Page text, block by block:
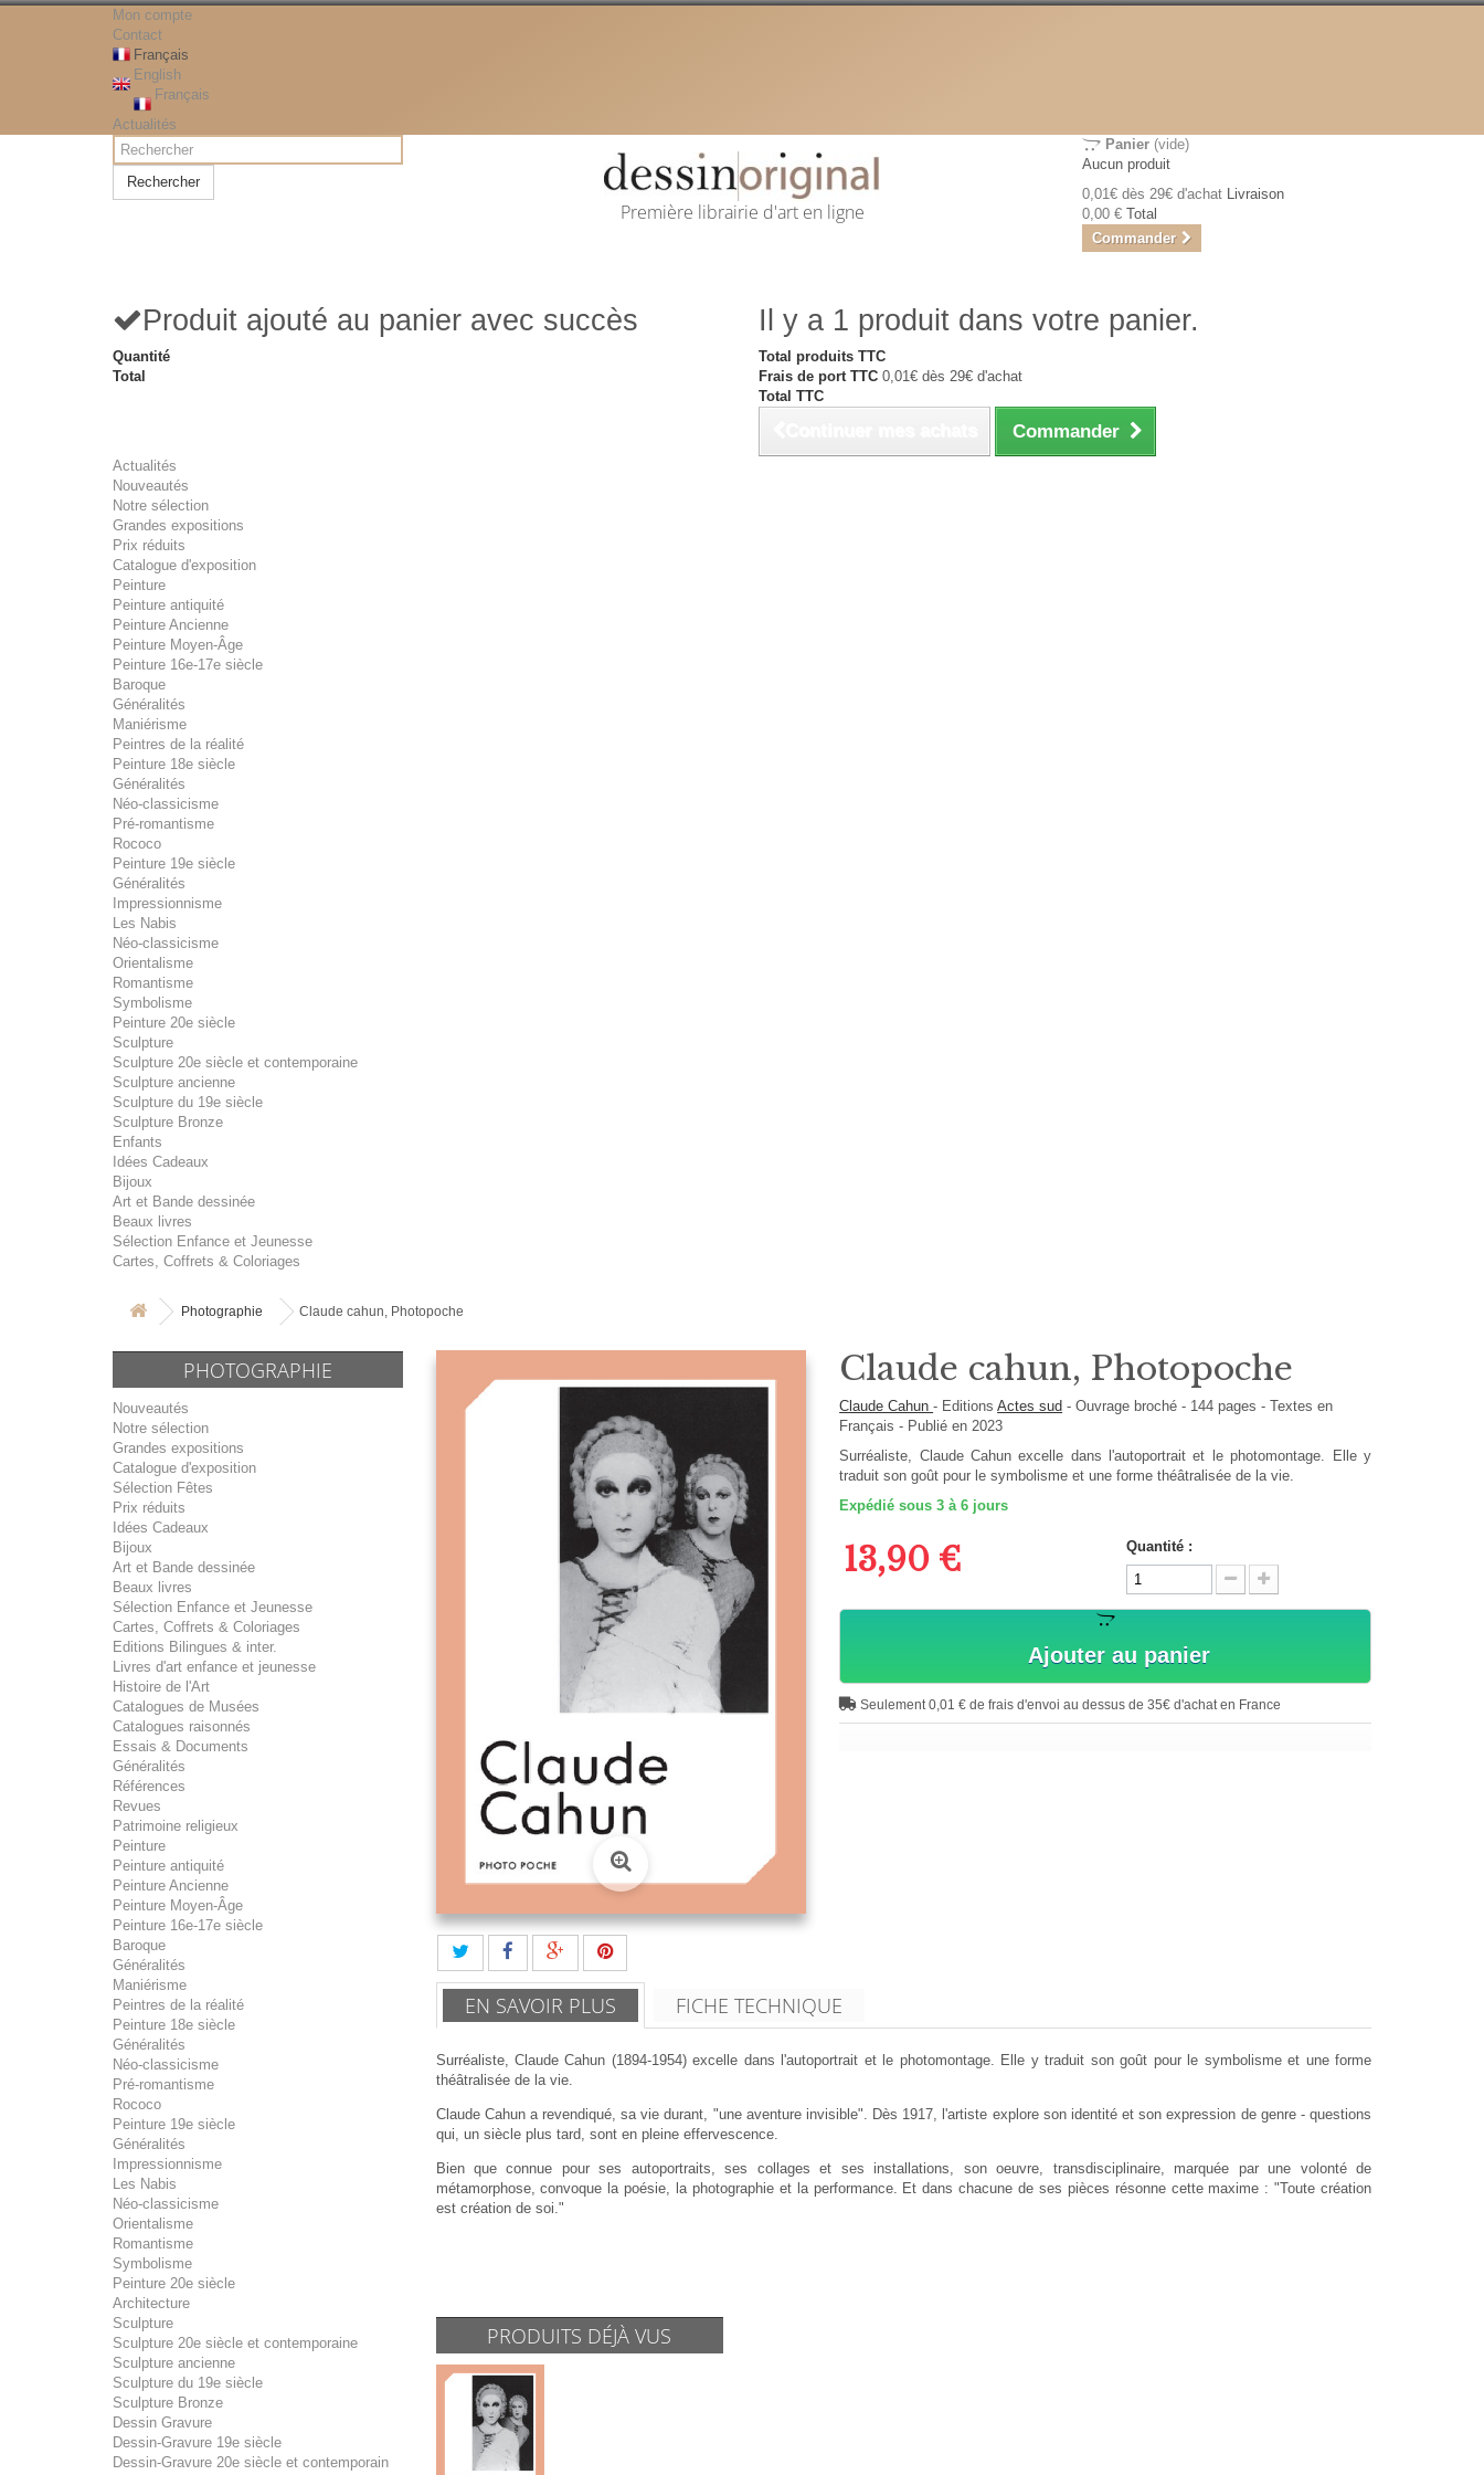
Mon compte
Contact
Français
English
Français
Actualités
Rechercher
Première librairie d'art en ligne
Panier (vide)
Aucun produit
0,01€ dès 29€ d'achat Livraison
0,00 € Total
Commander
Produit ajouté au panier avec succès
Quantité
Total
Il y a 1 produit dans votre panier.
Total produits TTC
Frais de port TTC 0,01€ dès 29€ d'achat
Total TTC
Commander
Actualités
Nouveautés
Notre sélection
Grandes expositions
Prix réduits
Catalogue d'exposition
Peinture
Peinture antiquité
Peinture Ancienne
Peinture Moyen-Âge
Peinture 16e-17e siècle
Baroque
Généralités
Maniérisme
Peintres de la réalité
Peinture 18e siècle
Généralités
Néo-classicisme
Pré-romantisme
Rococo
Peinture 19e siècle
Généralités
Impressionnisme
Les Nabis
Néo-classicisme
Orientalisme
Romantisme
Symbolisme
Peinture 20e siècle
Sculpture
Sculpture 20e siècle et contemporaine
Sculpture ancienne
Sculpture du 19e siècle
Sculpture Bronze
Enfants
Idées Cadeaux
Bijoux
Art et Bande dessinée
Beaux livres
Sélection Enfance et Jeunesse
Cartes, Coffrets & Coloriages
Photographie Claude cahun, Photopoche
PHOTOGRAPHIE
Nouveautés
Notre sélection
Grandes expositions
Catalogue d'exposition
Sélection Fêtes
Prix réduits
Idées Cadeaux
Bijoux
Art et Bande dessinée
Beaux livres
Sélection Enfance et Jeunesse
Cartes, Coffrets & Coloriages
Editions Bilingues & inter.
Livres d'art enfance et jeunesse
Histoire de l'Art
Catalogues de Musées
Catalogues raisonnés
Essais & Documents
Généralités
Références
Revues
Patrimoine religieux
Peinture
Peinture antiquité
Peinture Ancienne
Peinture Moyen-Âge
Peinture 16e-17e siècle
Baroque
Généralités
Maniérisme
Peintres de la réalité
Peinture 18e siècle
Généralités
Néo-classicisme
Pré-romantisme
Rococo
Peinture 19e siècle
Généralités
Impressionnisme
Les Nabis
Néo-classicisme
Orientalisme
Romantisme
Symbolisme
Peinture 20e siècle
Architecture
Sculpture
Sculpture 20e siècle et contemporaine
Sculpture ancienne
Sculpture du 19e siècle
Sculpture Bronze
Dessin Gravure
Dessin-Gravure 19e siècle
Dessin-Gravure 20e siècle et contemporain
Claude cahun, Photopoche
Claude Cahun- EditionsActes sud -Ouvrage broché- 144pages -Textes en
Français- Publié en 2023
Surréaliste, Claude Cahun excelle dans l'autoportrait et le photomontage. Elle y
traduit son goût pour le symbolisme et une forme théâtralisée de la vie.
Expédié sous 3 à 6 jours
13,90 € Quantité :
Ajouter au panier
Seulement 0,01 € de frais d'envoi au dessus de 35€ d'achat en France
EN SAVOIR PLUS FICHE TECHNIQUE
Surréaliste, Claude Cahun (1894-1954) excelle dans l'autoportrait et le photomontage. Elle y traduit son goût pour le symbolisme et une forme
théâtralisée de la vie.
Claude Cahun a revendiqué, sa vie durant, "une aventure invisible". Dès 1917, l'artiste explore son identité et son expression de genre - questions
qui, un siècle plus tard, sont en pleine effervescence.
Bien que connue pour ses autoportraits, ses collages et ses installations, son oeuvre, transdisciplinaire, marquée par une volonté de
métamorphose, convoque la poésie, la photographie et la performance. Et dans chacune de ses pièces résonne cette maxime : "Toute création
est création de soi."
PRODUITS DÉJÀ VUS